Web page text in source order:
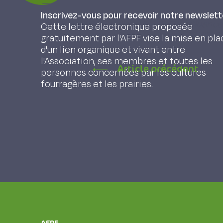
Chesneaux M.T., Rullaud B. (1978).
la vigueur des plantules, Fourrages 76, 85-
Article précédent
Inscrivez-vous pour recevoir notre
Cette lettre électronique proposée
gratuitement par l'AFPF vise la mise en
d'un lien organique et vivant entre
l'Association, ses membres et toutes les
personnes concernées par les cultures
fourragères et les prairies.